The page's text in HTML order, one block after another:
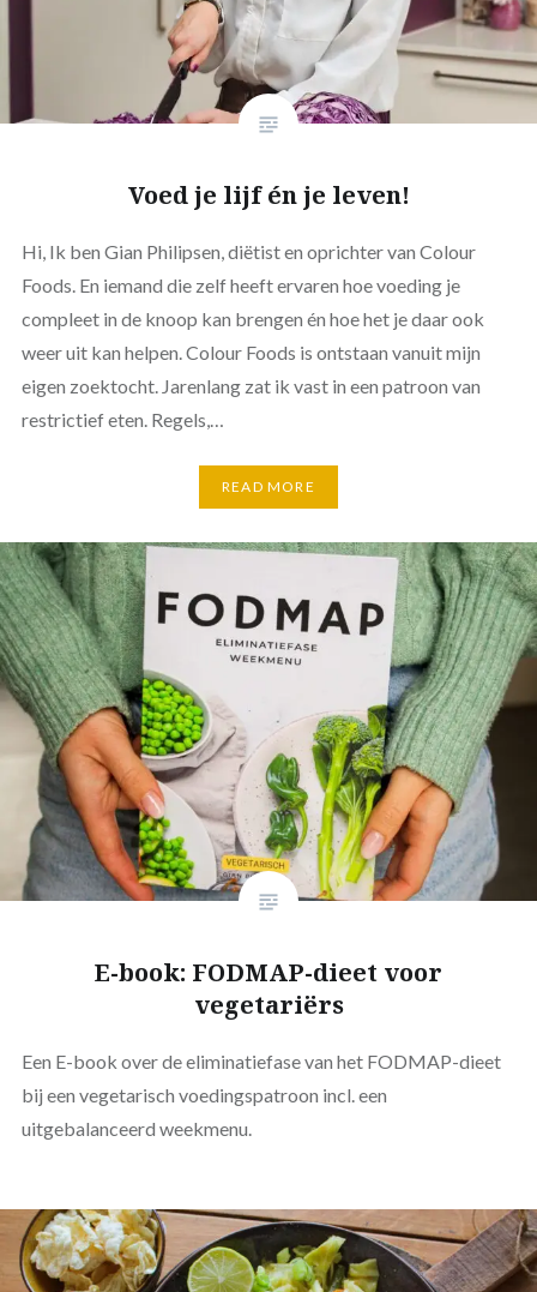
Voed je lijf én je leven!
Hi, Ik ben Gian Philipsen, diëtist en oprichter van Colour
Foods. En iemand die zelf heeft ervaren hoe voeding je
compleet in de knoop kan brengen én hoe het je daar ook
weer uit kan helpen. Colour Foods is ontstaan vanuit mijn
eigen zoektocht. Jarenlang zat ik vast in een patroon van
restrictief eten. Regels,…
READ MORE
E-book: FODMAP-dieet voor
vegetariërs
Een E-book over de eliminatiefase van het FODMAP-dieet
bij een vegetarisch voedingspatroon incl. een
uitgebalanceerd weekmenu.